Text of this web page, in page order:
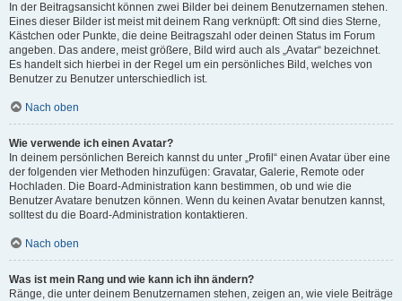
In der Beitragsansicht können zwei Bilder bei deinem Benutzernamen stehen.
Eines dieser Bilder ist meist mit deinem Rang verknüpft: Oft sind dies Sterne,
Kästchen oder Punkte, die deine Beitragszahl oder deinen Status im Forum
angeben. Das andere, meist größere, Bild wird auch als „Avatar“ bezeichnet.
Es handelt sich hierbei in der Regel um ein persönliches Bild, welches von
Benutzer zu Benutzer unterschiedlich ist.
Nach oben
Wie verwende ich einen Avatar?
In deinem persönlichen Bereich kannst du unter „Profil“ einen Avatar über eine
der folgenden vier Methoden hinzufügen: Gravatar, Galerie, Remote oder
Hochladen. Die Board-Administration kann bestimmen, ob und wie die
Benutzer Avatare benutzen können. Wenn du keinen Avatar benutzen kannst,
solltest du die Board-Administration kontaktieren.
Nach oben
Was ist mein Rang und wie kann ich ihn ändern?
Ränge, die unter deinem Benutzernamen stehen, zeigen an, wie viele Beiträge